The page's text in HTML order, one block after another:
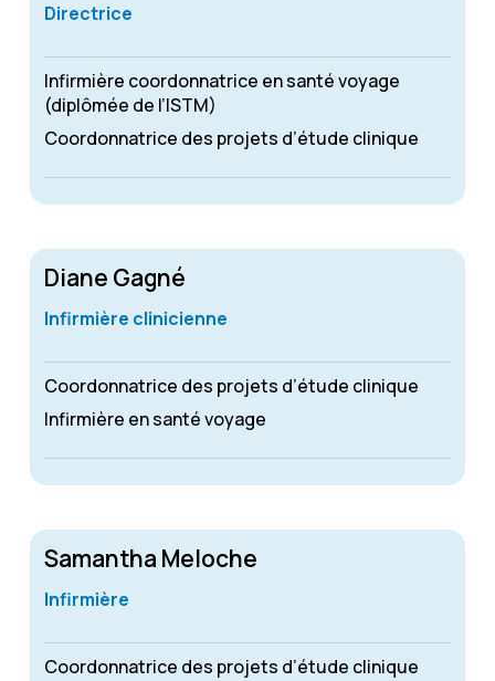
Directrice
Infirmière coordonnatrice en santé voyage
(diplômée de l’ISTM)
Coordonnatrice des projets d’étude clinique
Diane Gagné
Infirmière clinicienne
Coordonnatrice des projets d’étude clinique
Infirmière en santé voyage
Samantha Meloche
Infirmière
Coordonnatrice des projets d’étude clinique